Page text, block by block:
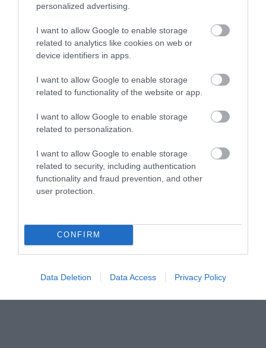
personalized advertising.
I want to allow Google to enable storage
related to analytics like cookies on web or
device identifiers in apps.
I want to allow Google to enable storage
related to functionality of the website or app.
I want to allow Google to enable storage
related to personalization.
I want to allow Google to enable storage
related to security, including authentication
functionality and fraud prevention, and other
user protection.
CONFIRM
Data Deletion Data Access Privacy Policy